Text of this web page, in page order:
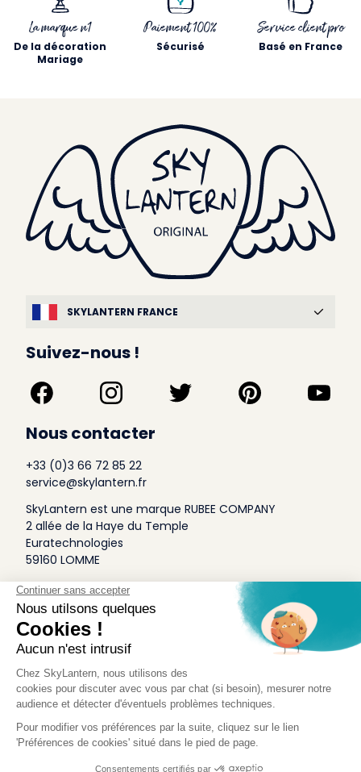
La marque n1
De la décoration
Mariage
Paiement 100%
Sécurisé
Service client pro
Basé en France
SKYLANTERN FRANCE
Suivez-nous !
Nous contacter
+33 (0)3 66 72 85 22
service@skylantern.fr
SkyLantern est une marque RUBEE COMPANY
2 allée de la Haye du Temple
Euratechnologies
59160 LOMME
A Propos
Qui sommes-nous
Conditions générales de Vente
Mentions légales
Politique Antispam
Idée Design
Skylantern Original in the UK